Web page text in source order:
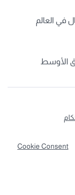
في العالم
الأوسط
Cookie Consent